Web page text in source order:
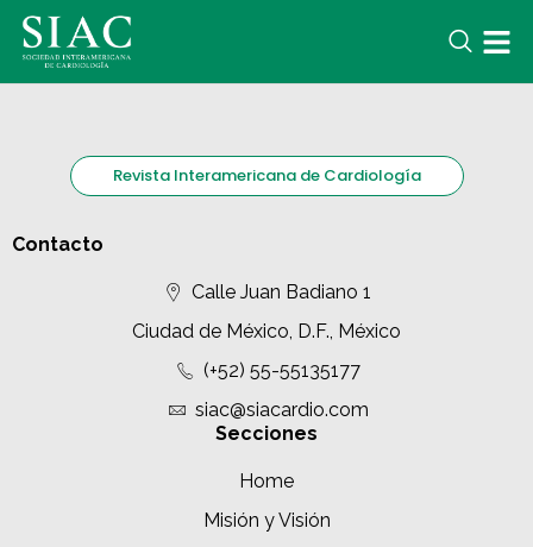
Revista Interamericana de Cardiología
Contacto
Calle Juan Badiano 1
Ciudad de México, D.F., México
(+52) 55-55135177
siac@siacardio.com
Secciones
Home
Misión y Visión